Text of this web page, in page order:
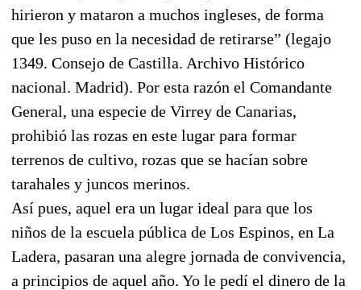
hirieron y mataron a muchos ingleses, de forma
que les puso en la necesidad de retirarse” (legajo
1349. Consejo de Castilla. Archivo Histórico
nacional. Madrid). Por esta razón el Comandante
General, una especie de Virrey de Canarias,
prohibió las rozas en este lugar para formar
terrenos de cultivo, rozas que se hacían sobre
tarahales y juncos merinos.
Así pues, aquel era un lugar ideal para que los
niños de la escuela pública de Los Espinos, en La
Ladera, pasaran una alegre jornada de convivencia,
a principios de aquel año. Yo le pedí el dinero de la